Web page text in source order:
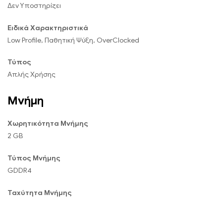
Δεν Υποστηρίζει
Ειδικά Χαρακτηριστικά
Low Profile, Παθητική Ψύξη, OverClocked
Τύπος
Απλής Χρήσης
Μνήμη
Χωρητικότητα Μνήμης
2 GB
Τύπος Μνήμης
GDDR4
Ταχύτητα Μνήμης